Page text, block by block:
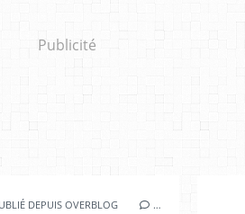
Publicité
DEPUIS OVERBLOG …